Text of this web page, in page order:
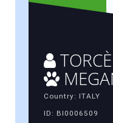
Country: ITALY
ID: BI0006509